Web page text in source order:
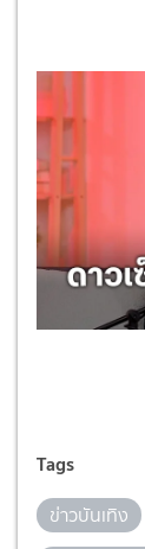
Tags
ข่าวบันเทิง